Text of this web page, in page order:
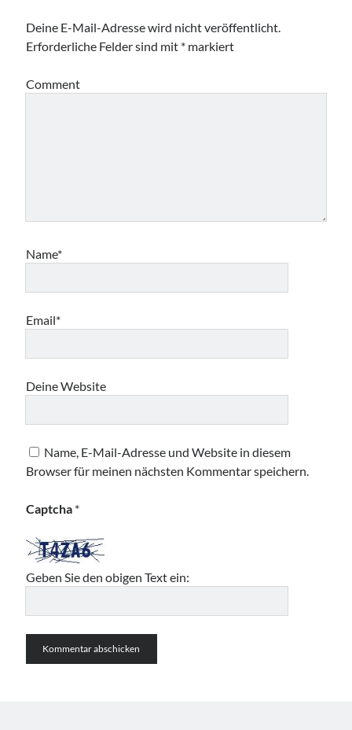
Deine E-Mail-Adresse wird nicht veröffentlicht.
Erforderliche Felder sind mit * markiert
Comment
Name*
Email*
Deine Website
Name, E-Mail-Adresse und Website in diesem
Browser für meinen nächsten Kommentar speichern.
Captcha *
Geben Sie den obigen Text ein: